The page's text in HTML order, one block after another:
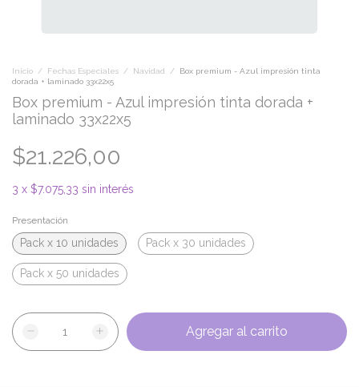
Inicio / Fechas Especiales / Navidad /
Box premium - Azul impresión tinta
dorada + laminado 33x22x5
Box premium - Azul impresión tinta dorada +
laminado 33x22x5
$21.226,00
3 x $7.075,33 sin interés
Presentación
Pack x 10 unidades Pack x 30 unidades
Pack x 50 unidades